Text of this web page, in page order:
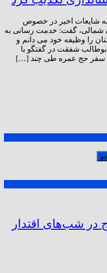
به شایعات اخیر در خصوص
شمالی، گفت: خدمت رسانی به
را وظیفه خود می دانم و
شفقت در گفتگو با
سفر حج عمره طی چند […]
در شب‌های اقتدار